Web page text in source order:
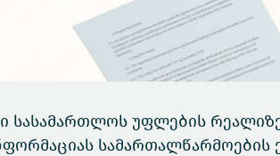
სასამართლოს უფლების
სამართალწარმოების